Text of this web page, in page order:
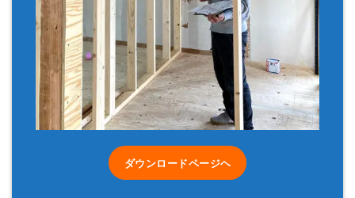
ダウンロードページヘ